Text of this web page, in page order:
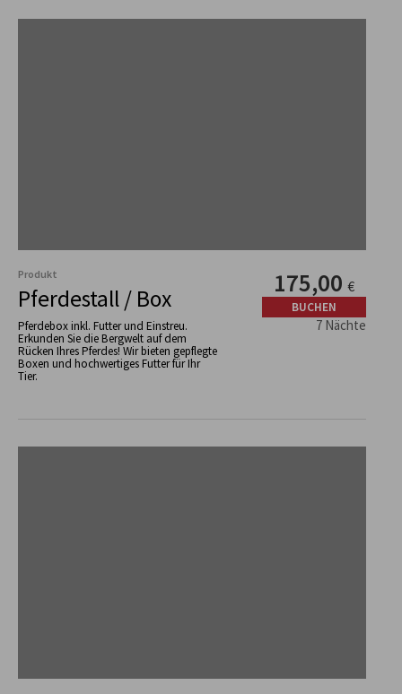
Produkt
Pferdestall / Box
Pferdebox inkl. Futter und Einstreu.
Erkunden Sie die Bergwelt auf dem
Rücken Ihres Pferdes! Wir bieten gepflegte
Boxen und hochwertiges Futter für Ihr
Tier.
175,00 €
BUCHEN
7 Nächte